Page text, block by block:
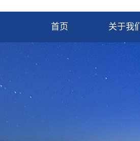
首页 关于我们